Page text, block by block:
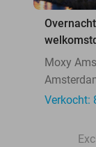
Moxy
Verkocht: